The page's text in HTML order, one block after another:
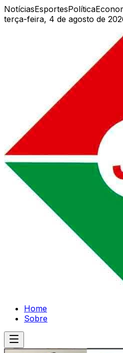
NotíciasEsportesPolítica
terça-feira, 4 de agosto de
Home
Sobre